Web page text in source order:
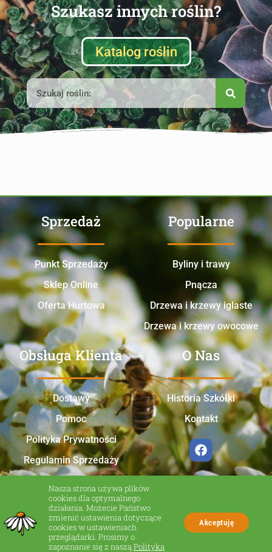
Szukasz innych roślin?
Katalog roślin
Sprzedaż
Punkt Sprzedaży
Sklep Online
Oferta Hurtowa
Popularne
Byliny i trawy
Pnącza
Drzewa i krzewy iglaste
Drzewa i krzewy owocowe
Obsługa Klienta
Dostawy
Pomoc
Polityka Prywatności
Regulamin Sprzedaży
O Nas
Historia Szkółki
Kontakt
Made in Zakliczyn
Nasza strona używa plików
cookies dla optymalnego
działania. Możecie Państwo
zmienić ustawienia dotyczące
cookies w ustawieniach
przeglądarki. Prosimy o
zapoznanie się z nasząPolityką
Akceptuję